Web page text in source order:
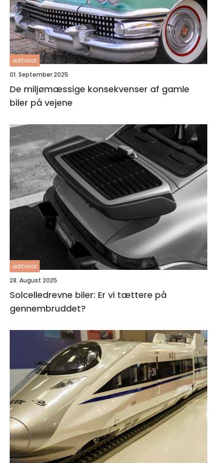
editorial
01. September 2025
De miljømæssige konsekvenser af gamle
biler på vejene
editorial
28. August 2025
Solcelledrevne biler: Er vi tættere på
gennembruddet?